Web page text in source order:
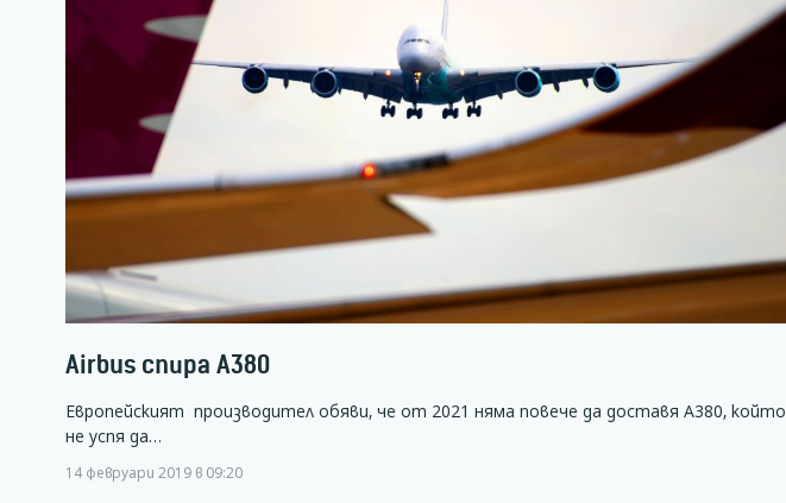
Airbus спира А380
Европейският производител обяви, че от 2021 няма повече да доставя А380, който
не успя да…
14 февруари 2019 в 09:20